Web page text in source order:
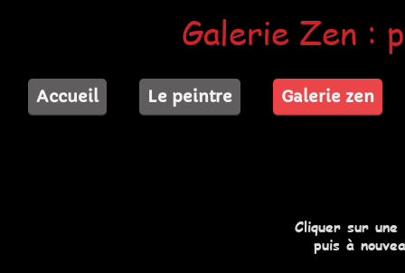
Accueil Le peintre Galerie zen
Galerie Zen :
Cliquer sur
puis à